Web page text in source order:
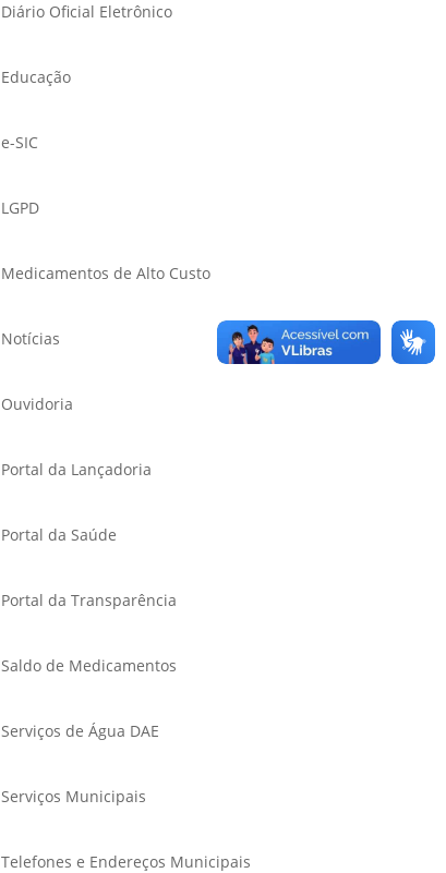
Diário Oficial Eletrônico
Educação
e-SIC
LGPD
Medicamentos de Alto Custo
Notícias
Ouvidoria
Portal da Lançadoria
Portal da Saúde
Portal da Transparência
Saldo de Medicamentos
Serviços de Água DAE
Serviços Municipais
Telefones e Endereços Municipais